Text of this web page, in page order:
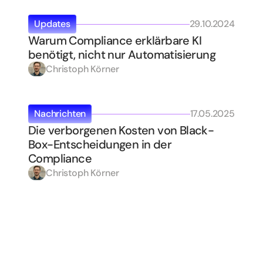
Updates 29.10.2024
Warum Compliance erklärbare KI
benötigt, nicht nur Automatisierung
Christoph Körner
Nachrichten 17.05.2025
Die verborgenen Kosten von Black-
Box-Entscheidungen in der
Compliance
Christoph Körner